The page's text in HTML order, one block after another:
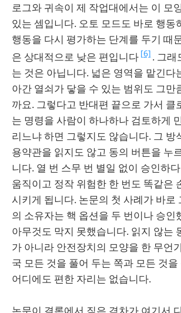
로그와 귀속이 제 작업대에서는 이 모
있는 셈입니다. 오토 모드도 바로 행동
행동을 다시 평가하는 단계를 두기 때
은 상대적으로 낮은 편입니다 [6] . 그래
는 것은 아닙니다. 넓은 영역을 맡긴다
아간 열쇠가 닿을 수 있는 범위도 그만
까요. 그렇다고 반대편 끝으로 가서 클
는 명령을 사람이 하나하나 검토하게
리느냐 하면 그렇지도 않습니다. 그 방
용약관을 읽지도 않고 동의 버튼을 누
니다. 열 번 스무 번 별일 없이 승인하
움직이고 정작 위험한 한 번도 똑같은
시키게 됩니다. 논문의 첫 사례가 바로
의 소유자는 핵 옵션을 두 번이나 승인
아무것도 막지 못했습니다. 읽지 않는
가 아니라 안전장치의 모양을 한 무언
국 모든 것을 풀어 두는 쪽과 모든 것
어디에도 편한 자리는 없습니다.